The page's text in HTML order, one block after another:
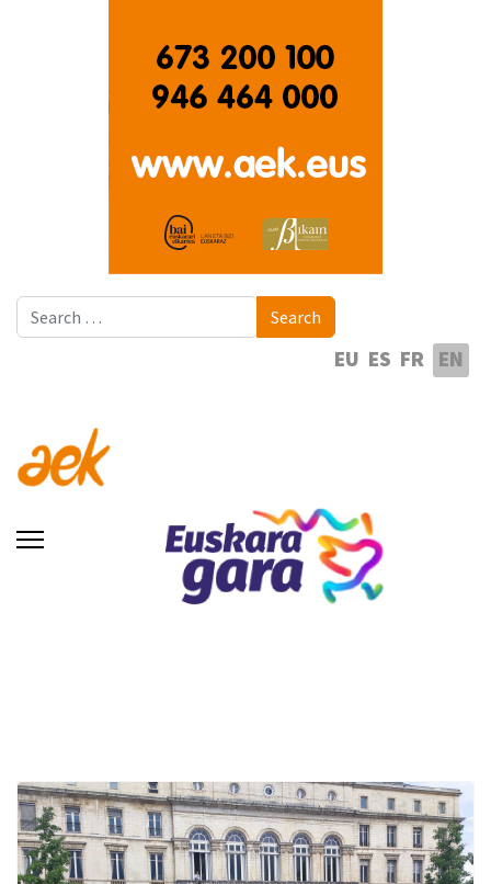
Search Search
EU ES FR EN